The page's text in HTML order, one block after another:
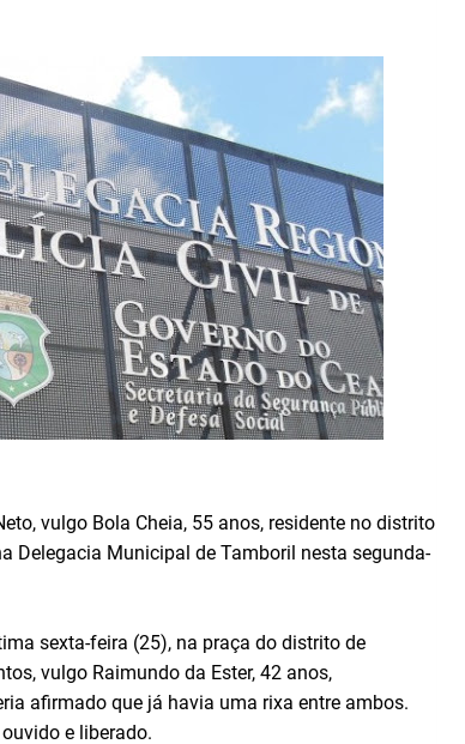
vulgo Bola Cheia, 55 anos, residente no distrito
Delegacia Municipal de Tamboril nesta segunda-
sexta-feira (25), na praça do distrito de
vulgo Raimundo da Ester, 42 anos,
afirmado que já havia uma rixa entre ambos.
e liberado.